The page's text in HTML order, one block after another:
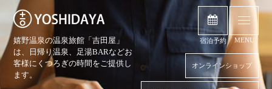
嬉野温泉の温泉旅館「吉田屋」
は、日帰り温泉、 足湯BARなどお
客様にくつろぎの時間をご提供し
ます。
オンラインショップ
宿泊予約 MENU